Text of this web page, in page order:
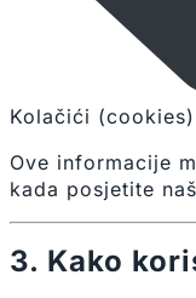
Kolačići
Ove informacije
kada posjetite
3. Kako